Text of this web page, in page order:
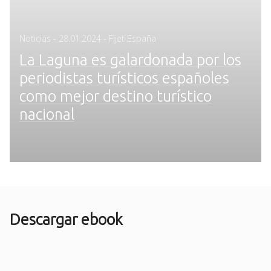
Noticias - Posted
28.01.2024 - Fijet España
La Laguna es galardonada por los
periodistas turísticos españoles
como mejor destino turístico
nacional
Descargar ebook